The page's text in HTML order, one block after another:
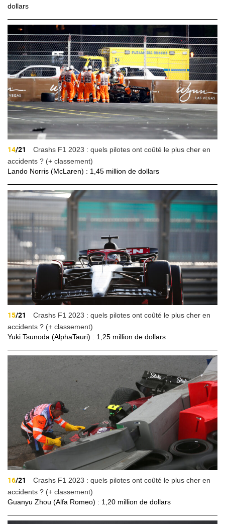
dollars
14/21
Crashs F1 2023 : quels pilotes ont coûté le plus cher en
accidents ? (+ classement)
Lando Norris (McLaren) : 1,45 million de dollars
15/21
Crashs F1 2023 : quels pilotes ont coûté le plus cher en
accidents ? (+ classement)
Yuki Tsunoda (AlphaTauri) : 1,25 million de dollars
16/21
Crashs F1 2023 : quels pilotes ont coûté le plus cher en
accidents ? (+ classement)
Guanyu Zhou (Alfa Romeo) : 1,20 million de dollars